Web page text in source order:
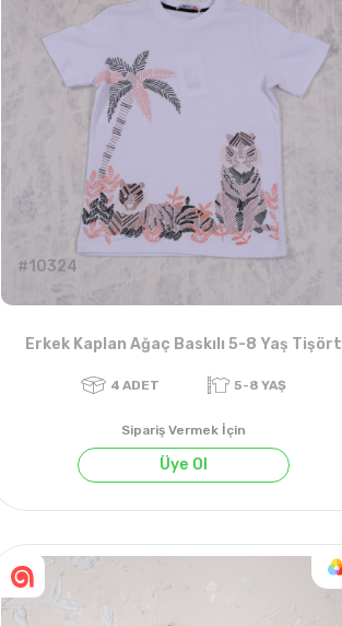
#10324
Erkek Kaplan Ağaç Baskılı 5-8 Yaş Tişört
Sipariş Vermek İçin
Üye Ol